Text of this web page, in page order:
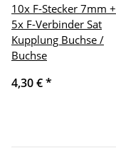
10x F-Stecker 7mm +
5x F-Verbinder Sat
Kupplung Buchse /
Buchse
4,30 €*